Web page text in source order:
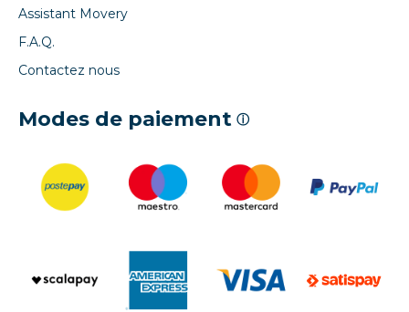
Assistant Movery
F.A.Q.
Contactez nous
Modes de paiement ⓘ